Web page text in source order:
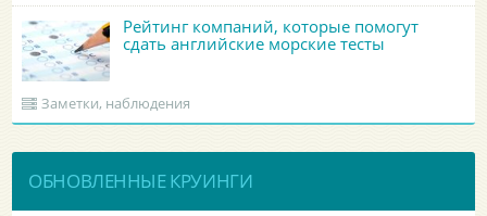
Рейтинг компаний, которые помогут
сдать английские морские тесты
Заметки, наблюдения
ОБНОВЛЕННЫЕ КРУИНГИ